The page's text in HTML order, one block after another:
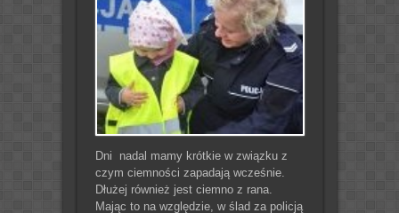
Dni nadal mamy krótkie w związku z
czym ciemności zapadają wcześnie.
Dłużej również jest ciemno z rana.
Mając to na względzie, w ślad za policją